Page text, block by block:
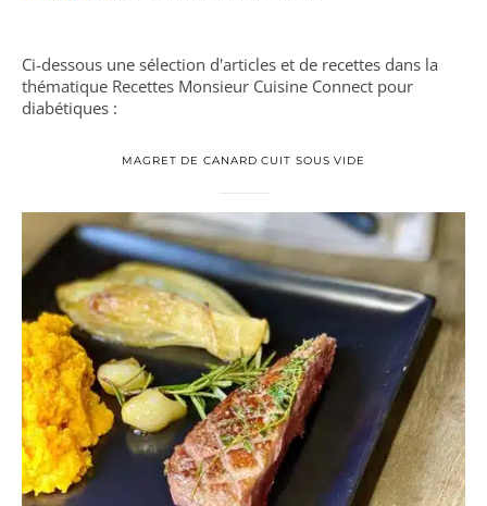
Ci-dessous une sélection d'articles et de recettes dans la
thématique Recettes Monsieur Cuisine Connect pour
diabétiques :
MAGRET DE CANARD CUIT SOUS VIDE